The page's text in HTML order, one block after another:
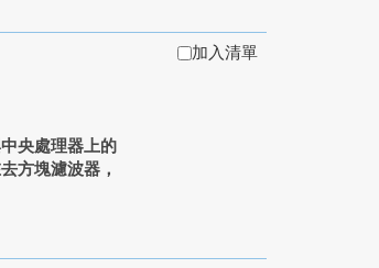
央處理器上的
方塊濾波器，
加入清單